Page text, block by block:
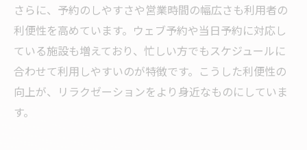
さらに、予約のしやすさや営業時間の幅広さも利用者の
利便性を高めています。ウェブ予約や当日予約に対応し
ている施設も増えており、忙しい方でもスケジュールに
合わせて利用しやすいのが特徴です。こうした利便性の
向上が、リラクゼーションをより身近なものにしていま
す。